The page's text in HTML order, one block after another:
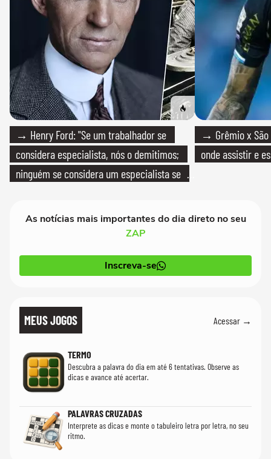
→ Henry Ford: "Se um trabalhador se
considera especialista, nós o demitimos;
ninguém se considera um especialista se
→ Grêmio x São
onde assistir e
As notícias mais importantes do dia direto no seu
ZAP
Inscreva-se
MEUS JOGOS Acessar →
TERMO
Descubra a palavra do dia em até 6 tentativas. Observe as
dicas e avance até acertar.
PALAVRAS CRUZADAS
Interprete as dicas e monte o tabuleiro letra por letra, no seu
ritmo.